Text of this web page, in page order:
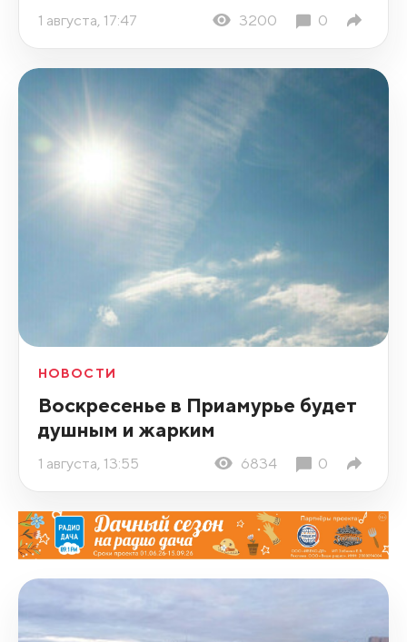
1 августа, 17:47 3200 0
НОВОСТИ
Воскресенье в Приамурье будет
душным и жарким
1 августа, 13:55 6834 0